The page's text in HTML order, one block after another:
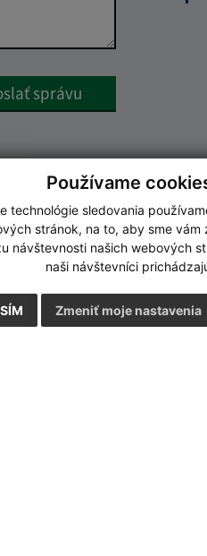
Používame
technológie sledovania
stránok, na to, aby sme
návštevnosti našich webových
naši návštevníci
Zmeniť moje nastavenia
správu